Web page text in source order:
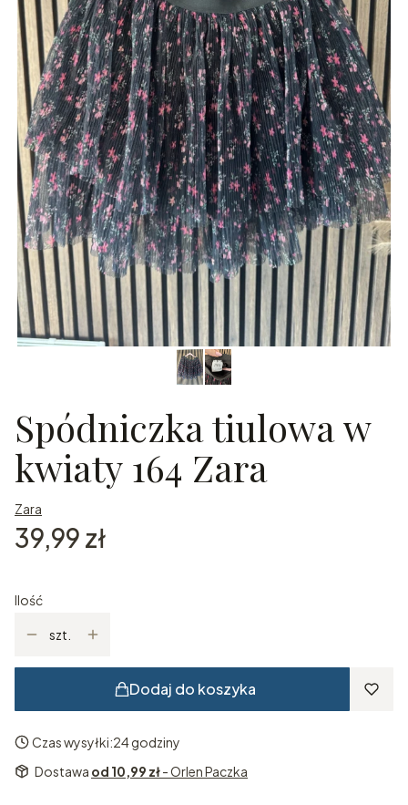
Spódniczka tiulowa w
kwiaty 164 Zara
Zara
Cena
39,99 zł
Ilość
szt.
Dodaj do koszyka
Czas wysyłki:24 godziny
Dostawa od 10,99 zł- Orlen Paczka